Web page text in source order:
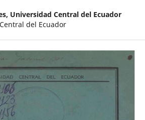
Universidad Central del Ecuador
del Ecuador